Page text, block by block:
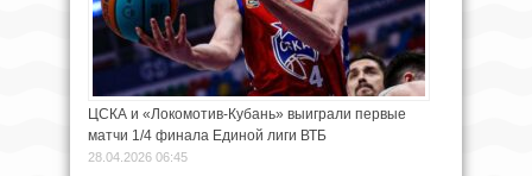
ЦСКА и «Локомотив-Кубань» выиграли первые
матчи 1/4 финала Единой лиги ВТБ
28.04.2026 06:45